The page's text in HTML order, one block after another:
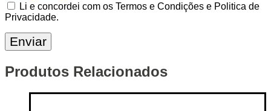
Li e concordei com os Termos e Condições e Politica de
Privacidade.
Produtos Relacionados